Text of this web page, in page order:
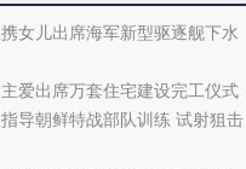
女儿出席海军新型驱逐舰下水
爱出席万套住宅建设完工仪式
导朝鲜特战部队训练 试射狙击